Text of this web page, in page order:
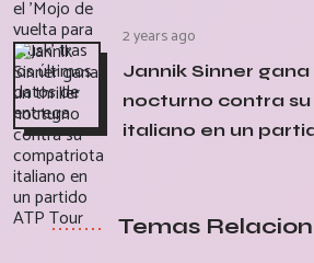
2 years ago
Jannik Sinner
nocturno contra
italiano en un
Temas